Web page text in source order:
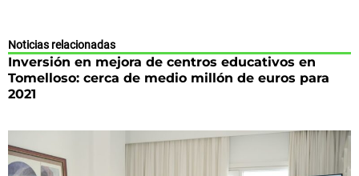
Noticias relacionadas
Inversión en mejora de centros educativos en
Tomelloso: cerca de medio millón de euros para
2021